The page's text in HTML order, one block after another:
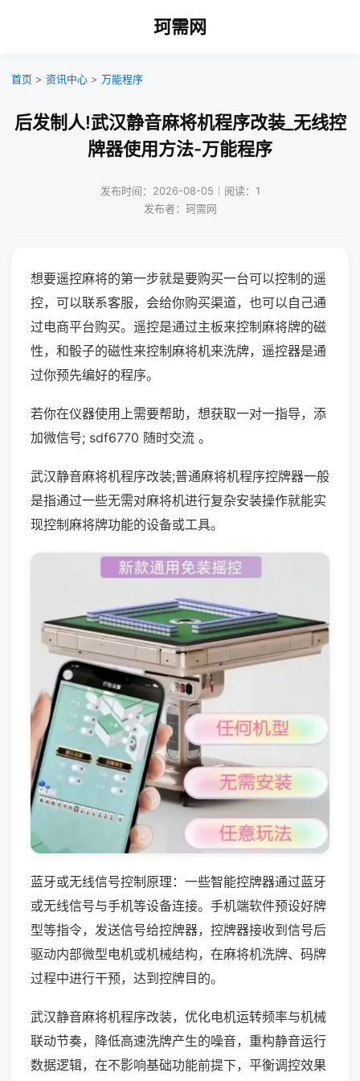
珂需网
首页 > 资讯中心 > 万能程序
后发制人!武汉静音麻将机程序改装_无线控
牌器使用方法-万能程序
发布时间：2026-08-05｜阅读：1
发布者：珂需网
想要遥控麻将的第一步就是要购买一台可以控制的遥
控，可以联系客服，会给你购买渠道，也可以自己通
过电商平台购买。遥控是通过主板来控制麻将牌的磁
性，和骰子的磁性来控制麻将机来洗牌，遥控器是通
过你预先编好的程序。
若你在仪器使用上需要帮助，想获取一对一指导，添
加微信号; sdf6770 随时交流 。
武汉静音麻将机程序改装;普通麻将机程序控牌器一般
是指通过一些无需对麻将机进行复杂安装操作就能实
现控制麻将牌功能的设备或工具。
蓝牙或无线信号控制原理：一些智能控牌器通过蓝牙
或无线信号与手机等设备连接。手机端软件预设好牌
型等指令，发送信号给控牌器，控牌器接收到信号后
驱动内部微型电机或机械结构，在麻将机洗牌、码牌
过程中进行干预，达到控牌目的。
武汉静音麻将机程序改装，优化电机运转频率与机械
联动节奏，降低高速洗牌产生的噪音，重构静音运行
数据逻辑，在不影响基础功能前提下，平衡调控效果